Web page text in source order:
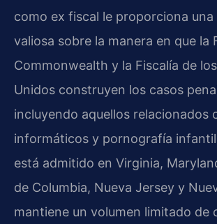
como ex fiscal le proporciona
valiosa sobre la manera en que la
Commonwealth y la Fiscalía de
Unidos construyen los casos
incluyendo aquellos relacionados
informáticos y pornografía
está admitido en Virginia,
de Columbia, Nueva Jersey y
mantiene un volumen limitado de